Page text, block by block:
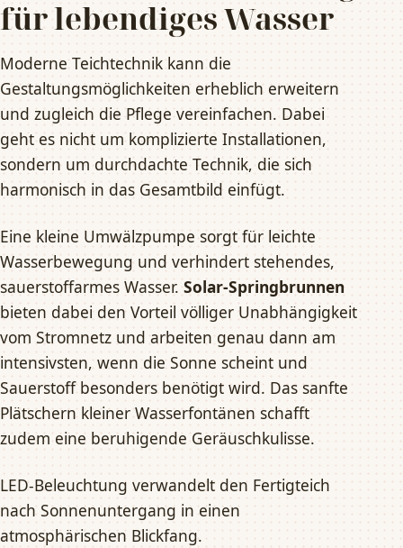
für lebendiges Wasser
Moderne Teichtechnik kann die
Gestaltungsmöglichkeiten erheblich erweitern
und zugleich die Pflege vereinfachen. Dabei
geht es nicht um komplizierte Installationen,
sondern um durchdachte Technik, die sich
harmonisch in das Gesamtbild einfügt.
Eine kleine Umwälzpumpe sorgt für leichte
Wasserbewegung und verhindert stehendes,
sauerstoffarmes Wasser. Solar-Springbrunnen
bieten dabei den Vorteil völliger Unabhängigkeit
vom Stromnetz und arbeiten genau dann am
intensivsten, wenn die Sonne scheint und
Sauerstoff besonders benötigt wird. Das sanfte
Plätschern kleiner Wasserfontänen schafft
zudem eine beruhigende Geräuschkulisse.
LED-Beleuchtung verwandelt den Fertigteich
nach Sonnenuntergang in einen
atmosphärischen Blickfang.